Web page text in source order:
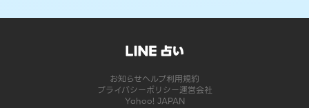
お知らせヘルプ利用規約
プライバシーポリシー運営会社
Yahoo! JAPAN